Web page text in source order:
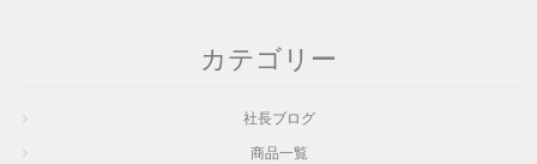
カテゴリー
社長ブログ
商品一覧